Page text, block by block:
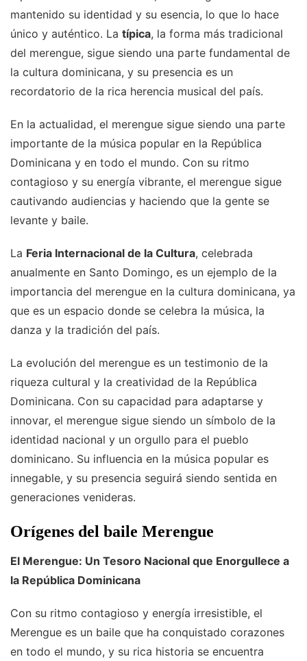
mantenido su identidad y su esencia, lo que lo hace
único y auténtico. La típica, la forma más tradicional
del merengue, sigue siendo una parte fundamental de
la cultura dominicana, y su presencia es un
recordatorio de la rica herencia musical del país.
En la actualidad, el merengue sigue siendo una parte
importante de la música popular en la República
Dominicana y en todo el mundo. Con su ritmo
contagioso y su energía vibrante, el merengue sigue
cautivando audiencias y haciendo que la gente se
levante y baile.
La Feria Internacional de la Cultura, celebrada
anualmente en Santo Domingo, es un ejemplo de la
importancia del merengue en la cultura dominicana, ya
que es un espacio donde se celebra la música, la
danza y la tradición del país.
La evolución del merengue es un testimonio de la
riqueza cultural y la creatividad de la República
Dominicana. Con su capacidad para adaptarse y
innovar, el merengue sigue siendo un símbolo de la
identidad nacional y un orgullo para el pueblo
dominicano. Su influencia en la música popular es
innegable, y su presencia seguirá siendo sentida en
generaciones venideras.
Orígenes del baile Merengue
El Merengue: Un Tesoro Nacional que Enorgullece a
la República Dominicana
Con su ritmo contagioso y energía irresistible, el
Merengue es un baile que ha conquistado corazones
en todo el mundo, y su rica historia se encuentra